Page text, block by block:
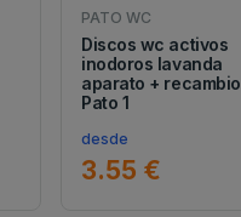
PATO WC
Discos wc activos
inodoros lavanda
aparato + recambio
Pato 1
desde
3.55 €